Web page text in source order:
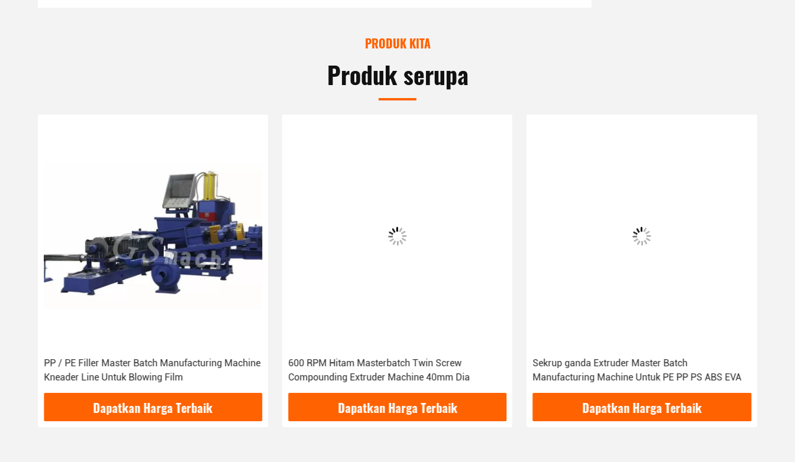
PRODUK KITA
Produk serupa
PP / PE Filler Master Batch Manufacturing Machine
Kneader Line Untuk Blowing Film
Dapatkan Harga Terbaik
600 RPM Hitam Masterbatch Twin Screw
Compounding Extruder Machine 40mm Dia
Dapatkan Harga Terbaik
Sekrup ganda Extruder Master Batch
Manufacturing Machine Untuk PE PP PS ABS EVA
Dapatkan Harga Terbaik